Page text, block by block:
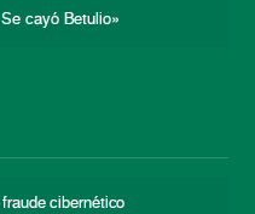
cayó Betulio»
cibernético